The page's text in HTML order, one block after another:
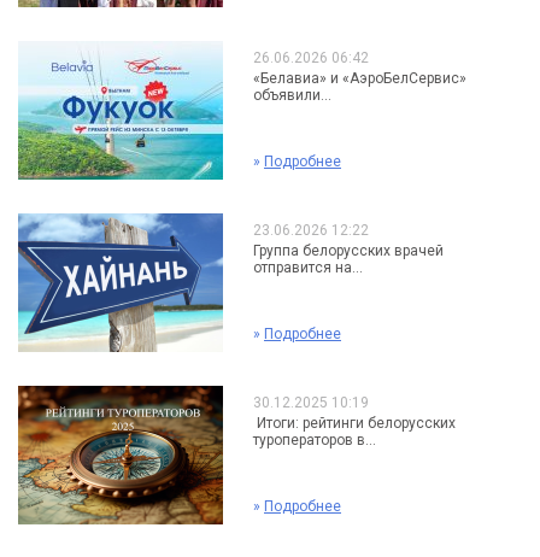
26.06.2026 06:42
«Белавиа» и «АэроБелСервис»
объявили...
» Подробнее
23.06.2026 12:22
Группа белорусских врачей
отправится на...
» Подробнее
30.12.2025 10:19
Итоги: рейтинги белорусских
туроператоров в...
» Подробнее